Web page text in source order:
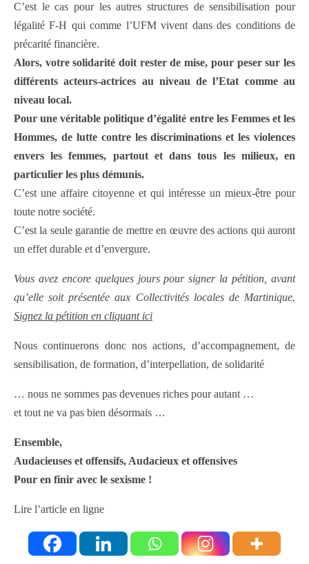
C’est le cas pour les autres structures de sensibilisation pour
légalité F-H qui comme l’UFM vivent dans des conditions de
précarité financière.
Alors, votre solidarité doit rester de mise, pour peser sur les
différents acteurs-actrices au niveau de l’Etat comme au
niveau local.
Pour une véritable politique d’égalité entre les Femmes et les
Hommes, de lutte contre les discriminations et les violences
envers les femmes, partout et dans tous les milieux, en
particulier les plus démunis.
C’est une affaire citoyenne et qui intéresse un mieux-être pour
toute notre société.
C’est la seule garantie de mettre en œuvre des actions qui auront
un effet durable et d’envergure.
Vous avez encore quelques jours pour signer la pétition, avant
qu’elle soit présentée aux Collectivités locales de Martinique.
Signez la pétition en cliquant ici
Nous continuerons donc nos actions, d’accompagnement, de
sensibilisation, de formation, d’interpellation, de solidarité
… nous ne sommes pas devenues riches pour autant …
et tout ne va pas bien désormais …
Ensemble,
Audacieuses et offensifs, Audacieux et offensives
Pour en finir avec le sexisme !
Lire l’article en ligne